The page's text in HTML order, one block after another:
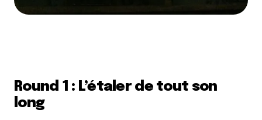
Round 1 : L’étaler de tout son
long